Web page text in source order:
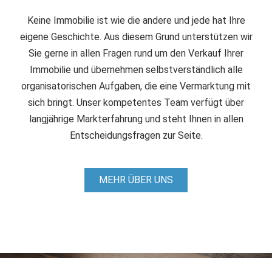
Keine Immobilie ist wie die andere und jede hat Ihre
eigene Geschichte. Aus diesem Grund unterstützen wir
Sie gerne in allen Fragen rund um den Verkauf Ihrer
Immobilie und übernehmen selbstverständlich alle
organisatorischen Aufgaben, die eine Vermarktung mit
sich bringt. Unser kompetentes Team verfügt über
langjährige Markterfahrung und steht Ihnen in allen
Entscheidungsfragen zur Seite.
MEHR ÜBER UNS